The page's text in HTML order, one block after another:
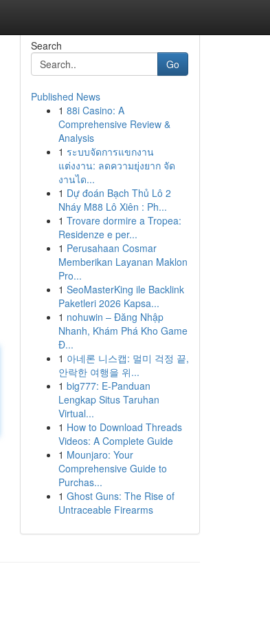
Search
Go
Published News
1 88i Casino: A
Comprehensive Review &
Analysis
1 ระบบจัดการแขกงาน
แต่งงาน: ลดความยุ่งยาก จัด
งานได...
1 Dự đoán Bạch Thủ Lô 2
Nháy M88 Lô Xiên : Ph...
1 Trovare dormire a Tropea:
Residenze e per...
1 Perusahaan Cosmar
Memberikan Layanan Maklon
Pro...
1 SeoMasterKing ile Backlink
Paketleri 2026 Kapsa...
1 nohuwin – Đăng Nhập
Nhanh, Khám Phá Kho Game
Đ...
1 아네론 니스캡: 멀미 걱정 끝,
안락한 여행을 위...
1 big777: E-Panduan
Lengkap Situs Taruhan
Virtual...
1 How to Download Threads
Videos: A Complete Guide
1 Mounjaro: Your
Comprehensive Guide to
Purchas...
1 Ghost Guns: The Rise of
Untraceable Firearms